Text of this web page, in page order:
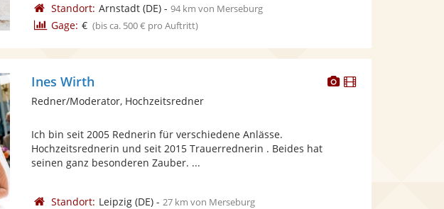
Standort: Arnstadt(DE)- 94 km von Merseburg
Gage: € (bis ca. 500 € pro Auftritt)
DieserDieser
Ines Wirth
Redner/Moderator, Hochzeitsredner
Ich bin seit 2005 Rednerin für verschiedene Anlässe.
Hochzeitsrednerin und seit 2015 Trauerrednerin . Beides hat
seinen ganz besonderen Zauber. ...
Standort: Leipzig(DE)- 27 km von Merseburg